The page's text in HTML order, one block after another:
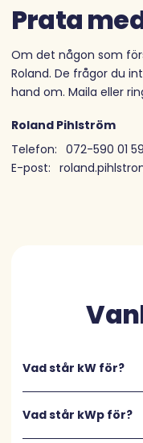
Prata
Om det någon som
Roland. De frågor du
hand om. Maila eller
Roland Pihlström
Telefon: 072-590 01 59
E-post:
Vad står kW för?
Vad står kWp för?